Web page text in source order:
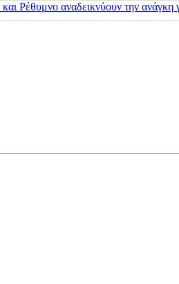
Ρέθυμνο αναδεικνύουν την